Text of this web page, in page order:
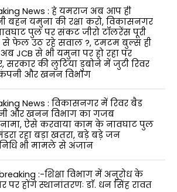
News : हे यमराज अब आप ही
बहन यमुना की रक्षा करो, विकासनगर
पुल पर संकट जीरो टॉलरेंस पूरी
से फेल उठ रहे सवाल ?, टमटम बुल्स ही
JCB से भी यमुना पर हो रहा पर
सरकार की लुटिया डुबोने में जुटी रिवर
और खनन विभाग
News : विकासनगर में रिवर बैड
और खनन विभाग का गजब
ऐसे करवाया काम के नावघाट पुल
रहा बड़ा खतरा, बड़े बड़े जन
भी मामले से अंजान
:-शिक्षा विभाग में अनुरोध के
पर होंगे स्थानांतरणः डाॅ. धन सिंह रावत